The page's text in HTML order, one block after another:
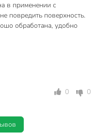
в применении с
повредить поверхность.
обработана, удобно
0 0